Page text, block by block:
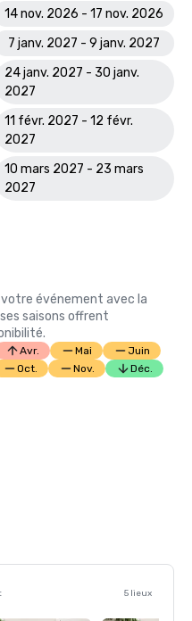
#1
Awards 2022 dans la
intérieur/extérieur
complexes hôteliers de
2022. »
de golf d'évasion
États-Unis en 2021 »
« HOPE Award », pour
et sa collecte de fonds
du « Golfer Satisfaction
ayant obtenu la
« Expérience de golf
américaines :
retraites pour
Smart Meetings Platinum
#1 des « 50 villes les
14 nov. 2026 - 17 nov. 2026
7 janv. 2027 - 9 janv. 2027
24 janv. 2027 - 30 janv.
2027
11 févr. 2027 - 12 févr.
2027
10 mars 2027 - 23 mars
2027
événement avec la
saisons offrent
Avr. Mai
Juin
Oct. Nov. Déc.
5 lieux